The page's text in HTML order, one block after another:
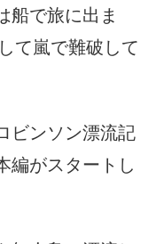
船で旅に出ま
て嵐で難破して
ビンソン漂流記
編がスタートし